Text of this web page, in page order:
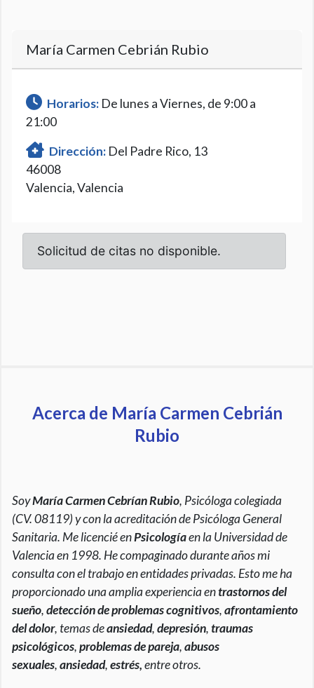
María Carmen Cebrián Rubio
Horarios: De lunes a Viernes, de 9:00 a
21:00
Dirección: Del Padre Rico, 13
46008
Valencia, Valencia
Acerca de María Carmen Cebrián
Rubio
SoyMaría Carmen Cebrían Rubio, Psicóloga colegiada
(CV. 08119) y con la acreditación de Psicóloga General
Sanitaria. Me licencié enPsicologíaen la Universidad de
Valencia en 1998. He compaginado durante años mi
consulta con el trabajo en entidades privadas. Esto me ha
proporcionado una amplia experiencia entrastornos del
sueño,detección de problemas cognitivos,afrontamiento
del dolor, temas deansiedad,depresión,traumas
psicológicos,problemas de pareja,abusos
sexuales,ansiedad,estrés,entre otros.